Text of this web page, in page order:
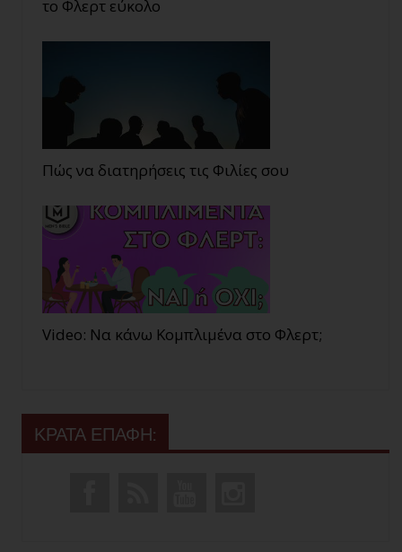
το Φλερτ εύκολο
Πώς να διατηρήσεις τις Φιλίες σου
Video: Να κάνω Κομπλιμένα στο Φλερτ;
ΚΡΑΤΑ ΕΠΑΦΗ: